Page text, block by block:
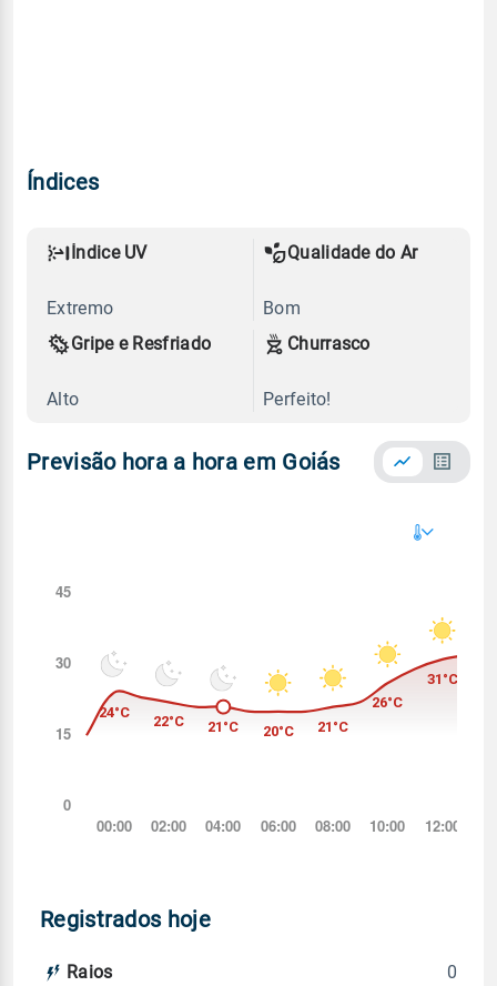
Índices
Índice UV
Extremo
Qualidade do Ar
Bom
Gripe e Resfriado
Alto
Churrasco
Perfeito!
Previsão hora a hora em Goiás
Registrados hoje
Raios 0